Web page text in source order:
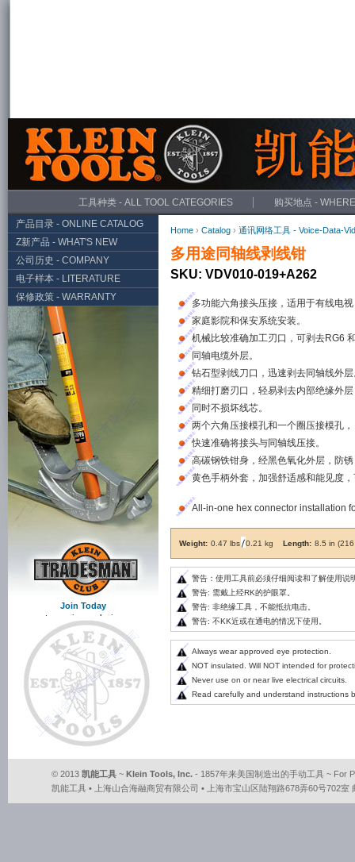
Home › Catalog › 通讯网络工具 - Voice-Data-
多用途同轴线剥线钳
SKU: VDV010-019+A262
多功能六角接头压接，适用于有线电
家庭影院和保安系统安装。
机械比较准确加工刃口，可剥去RG6
同轴电缆外层。
钻石型剥线刀口，迅速剥去同轴线外
精细打磨刃口，轻易剥去内部绝缘外
同时不损坏线芯。
两个六角压接模孔和一个圈压接模孔，
快速准确将接头与同轴线压接。
高碳钢铁钳身，经黑色氧化外层，防
黄色手柄外套，加强舒适感和能见度
All-in-one hex connector installation
Weight: 0.47 lbs 0.21 kg Length: 8.5 in (216
警告：使用工具前必须仔细阅读和了解使用说
警告: 需戴上经RK的护眼罩。
警告: 非绝缘工具，不能抵抗电击。
警告: 不KK近或在通电的情况下使用。
Always wear approved eye protection.
NOT insulated. Will NOT intended for
Never use on or near live electrical circuits.
Read carefully and understand instructions
工具种类 - ALL TOOL CATEGORIES
购买地点 -
产品目录 - ONLINE CATALOG
Z新产品 - WHAT'S NEW
公司历史 - COMPANY
电子样本 - LITERATURE
保修政策 - WARRANTY
Join Today
to receive exclusive
information from Klein Tools!
© 2013 凯能工具 ~ Klein Tools, Inc. - 1857年来美国制造出的手动工具 ~ For
凯能工具 • 上海山合海融商贸有限公司 • 上海市宝山区陆翔路678弄60号702室